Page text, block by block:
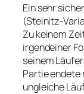
Ein sehr
(Steinitz-
Zu keinem
irgendeiner
seinem
Partie endete
ungleiche